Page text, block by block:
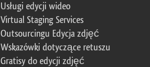
Usługi edycji wideo
Virtual Staging Services
Outsourcingu Edycja zdjęć
Wskazówki dotyczące retuszu
Gratisy do edycji zdjęć